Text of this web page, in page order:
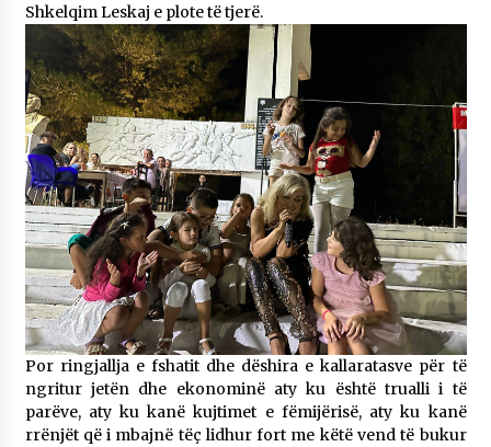
Shkelqim Leskaj e plote të tjerë.
Por ringjallja e fshatit dhe dëshira e kallaratasve për të
ngritur jetën dhe ekonominë aty ku është trualli i të
parëve, aty ku kanë kujtimet e fëmijërisë, aty ku kanë
rrënjët që i mbajnë tëç lidhur fort me këtë vend të bukur